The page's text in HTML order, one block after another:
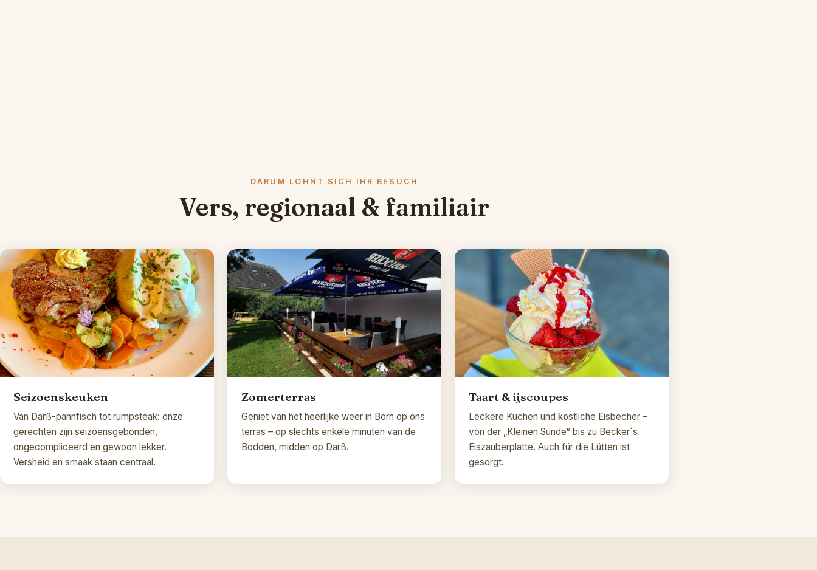
DARUM LOHNT SICH IHR BESUCH
Vers, regionaal & familiair
Seizoenskeuken
Van Darß-pannfisch tot rumpsteak: onze
gerechten zijn seizoensgebonden,
ongecompliceerd en gewoon lekker.
Versheid en smaak staan centraal.
Zomerterras
Geniet van het heerlijke weer in Born op ons
terras – op slechts enkele minuten van de
Bodden, midden op Darß.
Taart & ijscoupes
Leckere Kuchen und köstliche Eisbecher –
von der „Kleinen Sünde“ bis zu Becker´s
Eiszauberplatte. Auch für die Lütten ist
gesorgt.